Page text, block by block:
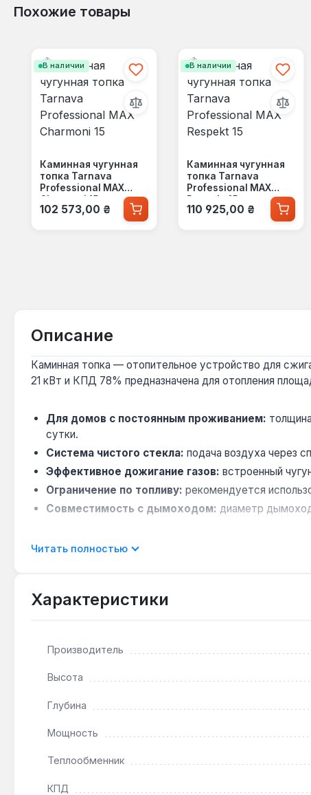
Похожие товары
В наличии
Каминная чугунная
топка Tarnava
Professional MAX
Charmoni 15
Обычная цена:
102 573,00 ₴
В наличии
Каминная чугунная
топка Tarnava
Professional MAX
Respekt 15
Обычная цена:
110 925,00 ₴
Описание
Каминная топка — отопительное устройство для
21 кВт и КПД 78% предназначена для отопления
Для домов с постоянным проживанием:
сутки.
Система чистого стекла: подача воздуха через
Эффективное дожигание газов: встроенный
Ограничение по топливу: рекомендуется
Совместимость с дымоходом: диаметр
Топка подходит для использования в качестве
Как часто нужно чистить дымоход?
Можно ли использовать топку без облицовки?
до горючих материалов.
Читать полностью
Характеристики
Производитель
Высота
Глубина
Мощность
Теплообменник
КПД